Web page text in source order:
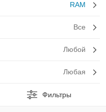
RAM
Все
Любой
Любая
Фильтры